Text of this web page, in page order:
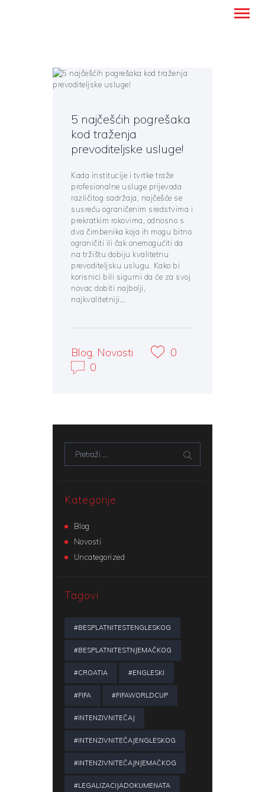
PREVODITELJSKE USLUGE
UČENJE STRANIH JEZIKA
O NAMA
KONTAKT
HRVATSKI
5 najčešćih pogrešaka
kod traženja
prevoditeljske usluge!
Kada institucije i tvrtke traže
profesionalne usluge prijevoda
različitog sadržaja, najčešće se
susreću ograničenim sredstvima i
prekratkim rokovima, odnosno s
dva čimbenika koja ih mogu bitno
ograničiti ili čak onemogućiti da
na tržištu dobiju kvalitetnu
prevoditeljsku uslugu. Kako bi
korisnici bili sigurni da će za svoj
novac dobiti najbolji,
najkvalitetniji…
Blog, Novosti
0
0
Kategorije
Blog
Novosti
Uncategorized
Tagovi
#BESPLATNITESTENGLESKOG
#BESPLATNITESTNJEMAČKOG
#CROATIA #ENGLESKI
#FIFA #FIFAWORLDCUP
#INTENZIVNITEČAJ
#INTENZIVNITEČAJENGLESKOG
#INTENZIVNITEČAJNJEMAČKOG
#LEGALIZACIJADOKUMENATA